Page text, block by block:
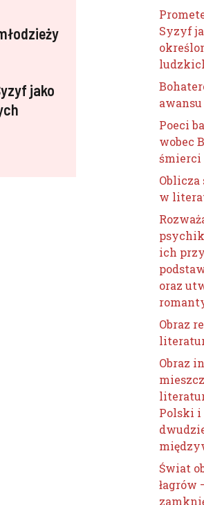
jako
Syzyf
Poeci
wobec
śmierci
w
ich
oraz
Obraz
Obraz
Polski i
Świat
łagrów